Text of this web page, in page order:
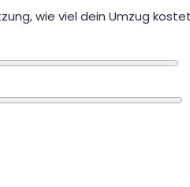
wie viel dein Umzug